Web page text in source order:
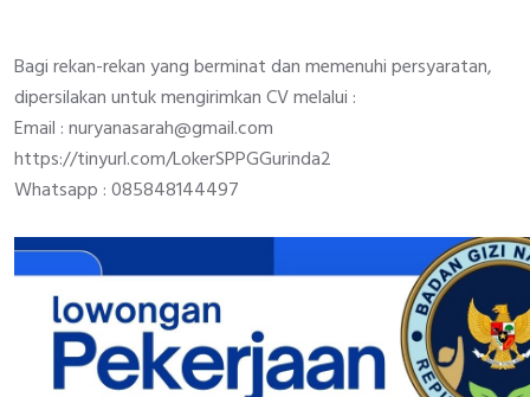
Bagi rekan-rekan yang berminat dan memenuhi persyaratan,
dipersilakan untuk mengirimkan CV melalui :
Email : nuryanasarah@gmail.com
https://tinyurl.com/LokerSPPGGurinda2
Whatsapp : 085848144497